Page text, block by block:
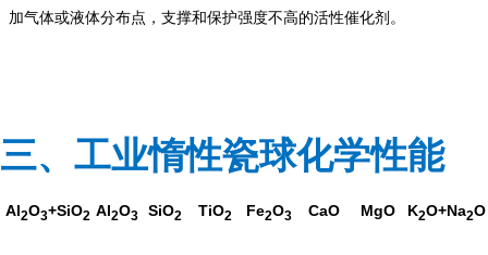
加气体或液体分布点，支撑和保护强度不高的活性催化剂。
三、工业惰性瓷球化学性能
Al2O3+SiO2 Al2O3 SiO2 TiO2 Fe2O3 CaO MgO K2O+Na2O